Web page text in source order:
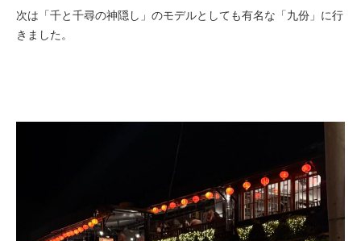
次は「千と千尋の神隠し」のモデルとしても有名な「九份」に行
きました。